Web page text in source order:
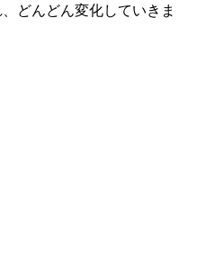
どんどん変化していきま